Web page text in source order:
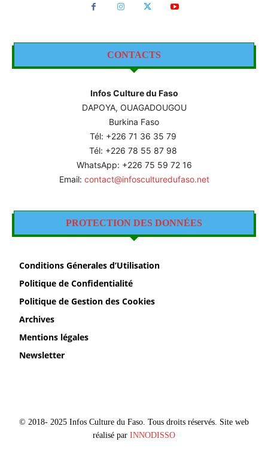
CONTACTS
Infos Culture du Faso
DAPOYA, OUAGADOUGOU
Burkina Faso
Tél: +226 71 36 35 79
Tél: +226 78 55 87 98
WhatsApp: +226 75 59 72 16
Email: contact@infosculturedufaso.net
PROTECTION DES DONNÉES
Conditions Génerales d’Utilisation
Politique de Confidentialité
Politique de Gestion des Cookies
Archives
Mentions légales
Newsletter
© 2018- 2025 Infos Culture du Faso. Tous droits réservés. Site web
réalisé par INNODISSO